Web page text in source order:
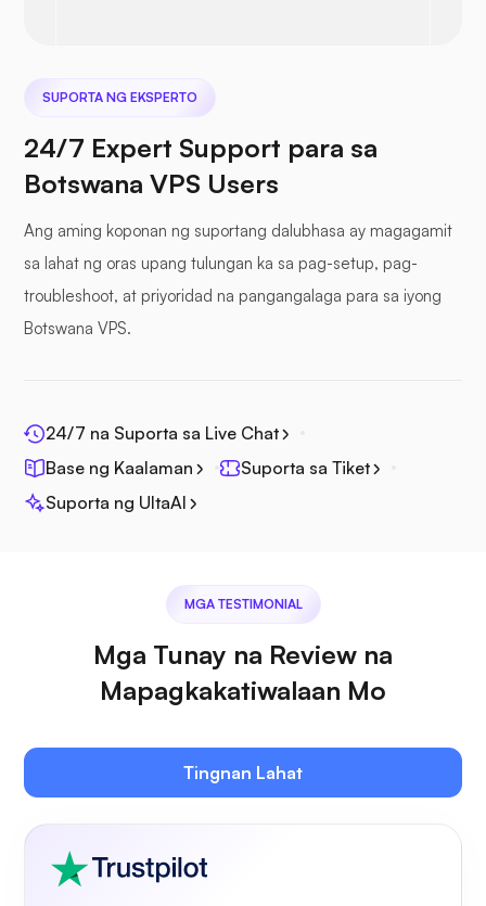
Seafile
Owncast
SUPORTA NG EKSPERTO
24/7 Expert Support para sa
Botswana VPS Users
Ang aming koponan ng suportang dalubhasa ay magagamit
sa lahat ng oras upang tulungan ka sa pag-setup, pag-
troubleshoot, at priyoridad na pangangalaga para sa iyong
Botswana VPS.
24/7 na Suporta sa Live Chat
Base ng Kaalaman
Suporta sa Tiket
Suporta ng UltaAI
MGA TESTIMONIAL
Mga Tunay na Review na
Mapagkakatiwalaan Mo
Tingnan Lahat